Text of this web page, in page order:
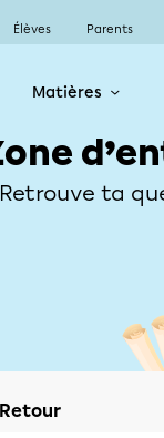
Élèves Parents
Matières
Retrouve ta
Retour